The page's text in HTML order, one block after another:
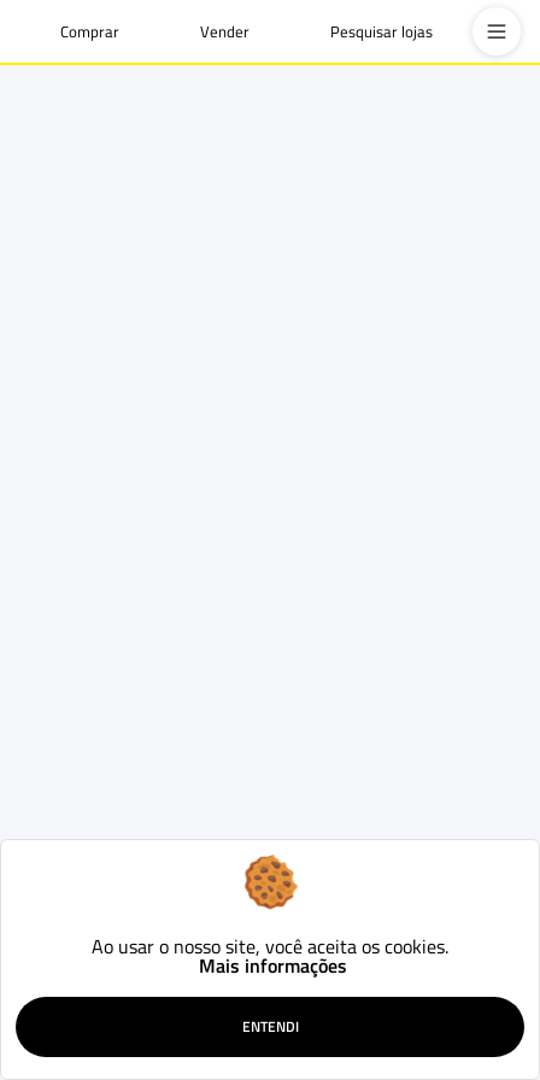
Comprar Vender Pesquisar lojas
Ao usar o nosso site, você aceita os cookies.
Mais informações
ENTENDI